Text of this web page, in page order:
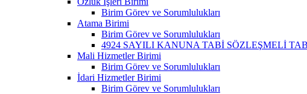
Birim Görev ve Sorumlulukları
Atama Birimi
Birim Görev ve Sorumlulukları
4924 SAYILI KANUNA TABİ SÖZLEŞMELİ
Mali Hizmetler Birimi
Birim Görev ve Sorumlulukları
İdari Hizmetler Birimi
Birim Görev ve Sorumlulukları